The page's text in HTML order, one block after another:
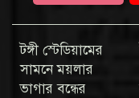
টঙ্গী স্টেডিয়ামের
সামনে ময়লার
ভাগার বন্ধের